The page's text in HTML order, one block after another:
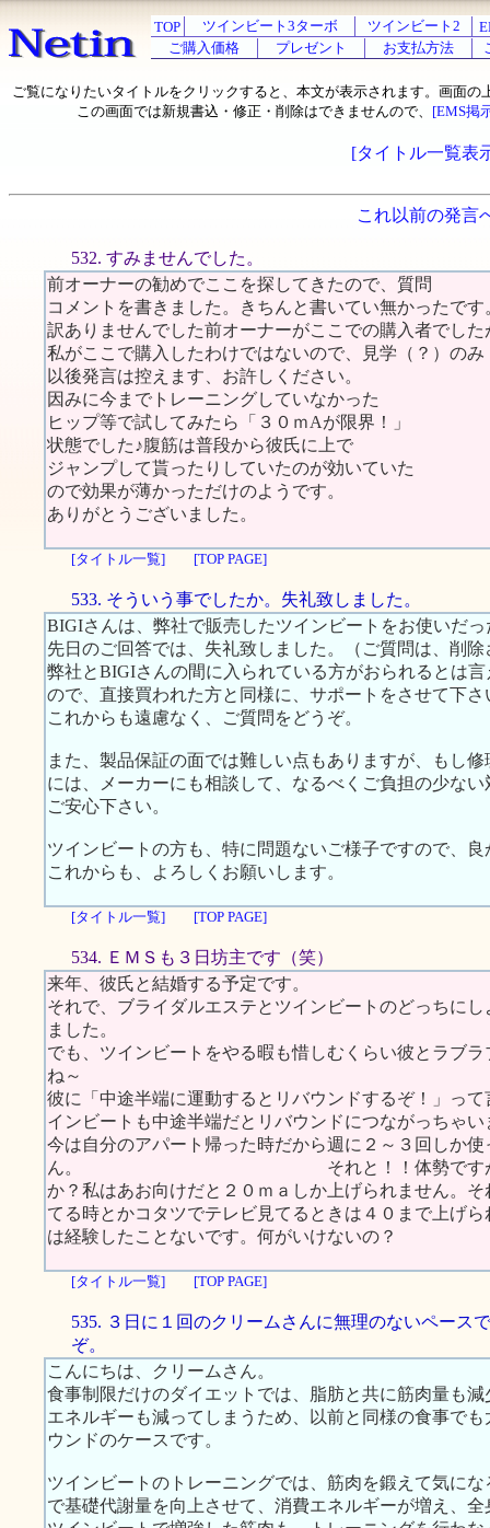
TOP ツインビート3ターボ ツインビート2
ご購入価格
プレゼント お支払方法
ご覧になりたいタイトルをクリックすると、本文が表示されます。画面の
この画面では新規書込・修正・削除はできませんので、 [EMS掲
[タイトル一覧表
これ以前の発言
532. すみませんでした。
前オーナーの勧めでここを探してきたので、質問
コメントを書きました。きちんと書いてい無かったで
訳ありませんでした前オーナーがここでの購入者でした
私がここで購入したわけではないので、見学（？）のみ
以後発言は控えます、お許しください。
因みに今までトレーニングしていなかった
ヒップ等で試してみたら「３０ｍAが限界！」
状態でした♪腹筋は普段から彼氏に上で
ジャンプして貰ったりしていたのが効いていた
ので効果が薄かっただけのようです。
ありがとうございました。
[タイトル一覧] [TOP PAGE]
533. そういう事でしたか。失礼致しました。
BIGIさんは、弊社で販売したツインビートをお使いだ
先日のご回答では、失礼致しました。（ご質問は、削
弊社とBIGIさんの間に入られている方がおられるとは
ので、直接買われた方と同様に、サポートをさせて下さ
これからも遠慮なく、ご質問をどうぞ。
また、製品保証の面では難しい点もありますが、もし
には、メーカーにも相談して、なるべくご負担の少な
ご安心下さい。
ツインビートの方も、特に問題ないご様子ですので、
これからも、よろしくお願いします。
[タイトル一覧] [TOP PAGE]
534. ＥＭＳも３日坊主です（笑）
来年、彼氏と結婚する予定です。
それで、ブライダルエステとツインビートのどっちに
ました。
でも、ツインビートをやる暇も惜しむくらい彼とラブ
ね～
彼に「中途半端に運動するとリバウンドするぞ！」っ
インビートも中途半端だとリバウンドにつながっちゃい
今は自分のアパート帰った時だから週に２～３回しか使
ん。 それと！！体勢ですが、やっぱ
か？私はあお向けだと２０ｍａしか上げられません。
てる時とかコタツでテレビ見てるときは４０まで
は経験したことないです。何がいけないの？
[タイトル一覧] [TOP PAGE]
535. ３日に１回のクリームさんに無理のないペース
ぞ。
こんにちは、クリームさん。
食事制限だけのダイエットでは、脂肪と共に筋肉量も
エネルギーも減ってしまうため、以前と同様の食事で
ウンドのケースです。
ツインビートのトレーニングでは、筋肉を鍛えて気に
で基礎代謝量を向上させて、消費エネルギーが増え、